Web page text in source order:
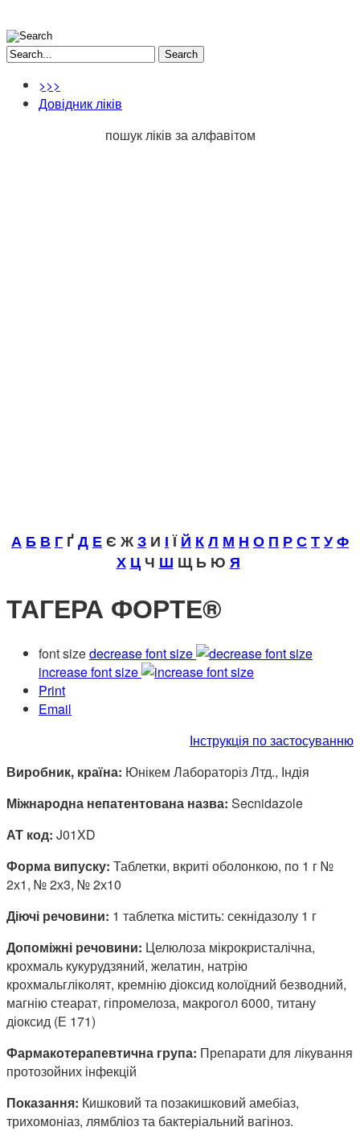
Search
>>>
Довідник ліків
пошук ліків за алфавітом
А Б В Г ҐД ЕЄ ЖЗ И ІЇЙ КЛ М Н О П РСТУФ
Х ЦЧ Ш Щ Ь Ю Я
ТАГЕРА ФОРТЕ®
font sizedecrease font size
increase font size
Print
Email
Інструкція по застосуванню
Виробник, країна: Юнікем Лабораторіз Лтд., Індія
Міжнародна непатентована назва: Secnidazole
АТ код: J01XD
Форма випуску: Таблетки, вкриті оболонкою, по 1 г №
2х1, № 2х3, № 2х10
Діючі речовини: 1 таблетка містить: секнідазолу 1 г
Допоміжні речовини: Целюлоза мікрокристалічна,
крохмаль кукурудзяний, желатин, натрію
крохмальгліколят, кремнію діоксид колоїдний безводний,
магнію стеарат, гіпромелоза, макрогол 6000, титану
діоксид (Е 171)
Фармакотерапевтична група: Препарати для лікування
протозойних інфекцій
Показання: Кишковий та позакишковий амебіаз,
трихомоніаз, лямбліоз та бактеріальний вагіноз.